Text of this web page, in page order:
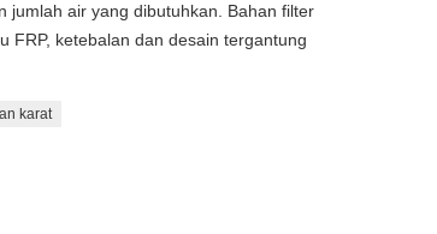
jumlah air yang dibutuhkan. Bahan filter
FRP, ketebalan dan desain tergantung
karat